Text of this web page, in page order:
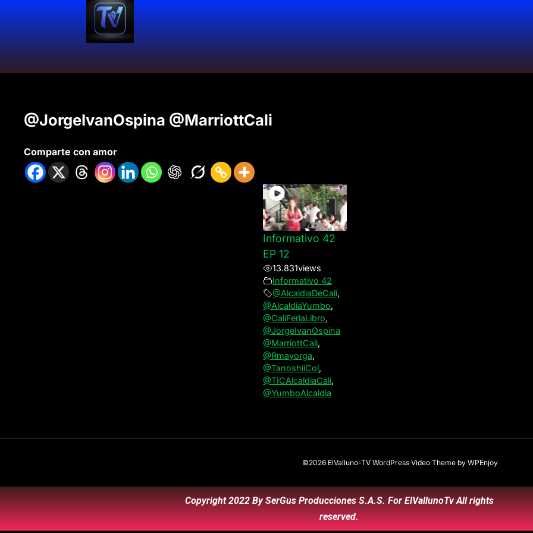
@JorgeIvanOspina @MarriottCali
Comparte con amor
Informativo 42
EP 12
13.831views
Informativo 42
@AlcaldiaDeCali,
@AlcaldiaYumbo,
@CaliFeriaLibro,
@JorgeIvanOspina
@MarriottCali,
@Rmayorga,
@TanoshiiCol,
@TICAlcaldiaCali,
@YumboAlcaldia
©2026 ElValluno-TV WordPress Video Themeby WPEnjoy
Copyright 2022 By SerGus Producciones S.A.S. For ElVallunoTv All rights
reserved.